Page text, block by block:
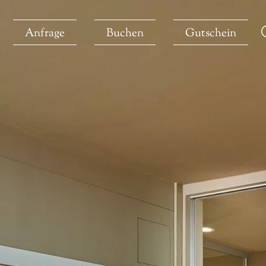
Anfrage Buchen Gutschein